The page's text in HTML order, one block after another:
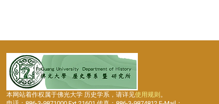
本网站着作权属于佛光大学 历史学系，请详见使用规则 。